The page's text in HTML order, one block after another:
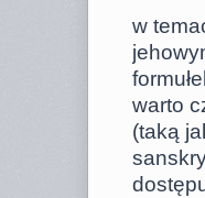
w
warto
(taką